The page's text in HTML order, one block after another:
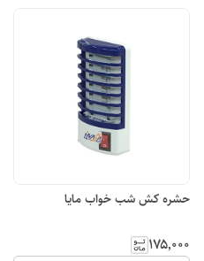
حشره کش شب خواب مایا
۱۷۵٬۰۰۰